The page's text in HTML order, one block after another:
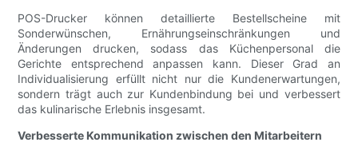
POS-Drucker können detaillierte Bestellscheine mit
Sonderwünschen, Ernährungseinschränkungen und
Änderungen drucken, sodass das Küchenpersonal die
Gerichte entsprechend anpassen kann. Dieser Grad an
Individualisierung erfüllt nicht nur die Kundenerwartungen,
sondern trägt auch zur Kundenbindung bei und verbessert
das kulinarische Erlebnis insgesamt.
Verbesserte Kommunikation zwischen den Mitarbeitern